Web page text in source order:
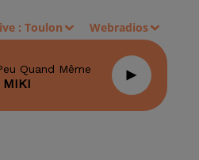
:Toulon Webradios
Quand Même
MIKI